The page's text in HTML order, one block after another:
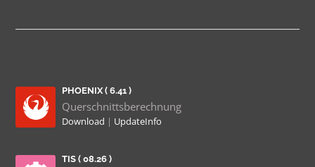
PHOENIX ( 6.41 )
Querschnittsberechnung
Download | UpdateInfo
TIS ( 08.26 )